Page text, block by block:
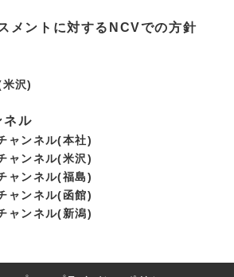
メントに対するNCVでの方針
沢)
ル
ャンネル(本社)
ャンネル(米沢)
ャンネル(福島)
ャンネル(函館)
ャンネル(新潟)